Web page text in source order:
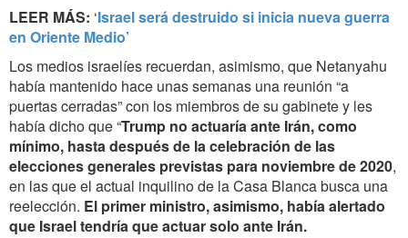
LEER MÁS: ‘Israel será destruido si inicia nueva guerra
en Oriente Medio’
Los medios israelíes recuerdan, asimismo, que Netanyahu
había mantenido hace unas semanas una reunión “a
puertas cerradas” con los miembros de su gabinete y les
había dicho que “Trump no actuaría ante Irán, como
mínimo, hasta después de la celebración de las
elecciones generales previstas para noviembre de 2020,
en las que el actual inquilino de la Casa Blanca busca una
reelección. El primer ministro, asimismo, había alertado
que Israel tendría que actuar solo ante Irán.